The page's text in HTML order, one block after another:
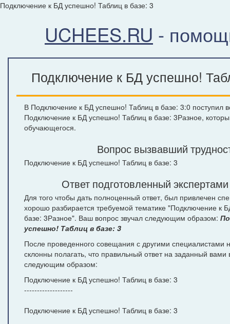
Подключение к БД успешно! Таблиц в базе: 3
UCHEES.RU -
Подключение к БД успешно!
В Подключение к БД успешно! Таблиц в базе: 3:0 поступил
Подключение к БД успешно! Таблиц в базе: 3Разное,
обучающегося.
Вопрос вызвавший
Подключение к БД успешно! Таблиц в базе: 3
Ответ подготовленный
Для того чтобы дать полноценный ответ, был привлечен
хорошо разбирается требуемой тематике "Подключение к
базе: 3Разное". Ваш вопрос звучал следующим образом:
успешно! Таблиц в базе: 3
После проведенного совещания с другими специалистами
склонны полагать, что правильный ответ на заданный вами
следующим образом:
Подключение к БД успешно! Таблиц в базе: 3
-------------------
Подключение к БД успешно! Таблиц в базе: 3